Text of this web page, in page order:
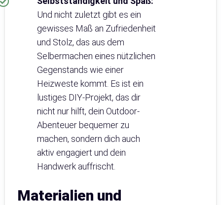
Und nicht zuletzt gibt es ein
gewisses Maß an Zufriedenheit
und Stolz, das aus dem
Selbermachen eines nützlichen
Gegenstands wie einer
Heizweste kommt. Es ist ein
lustiges DIY-Projekt, das dir
nicht nur hilft, dein Outdoor-
Abenteuer bequemer zu
machen, sondern dich auch
aktiv engagiert und dein
Handwerk auffrischt.
Materialien und